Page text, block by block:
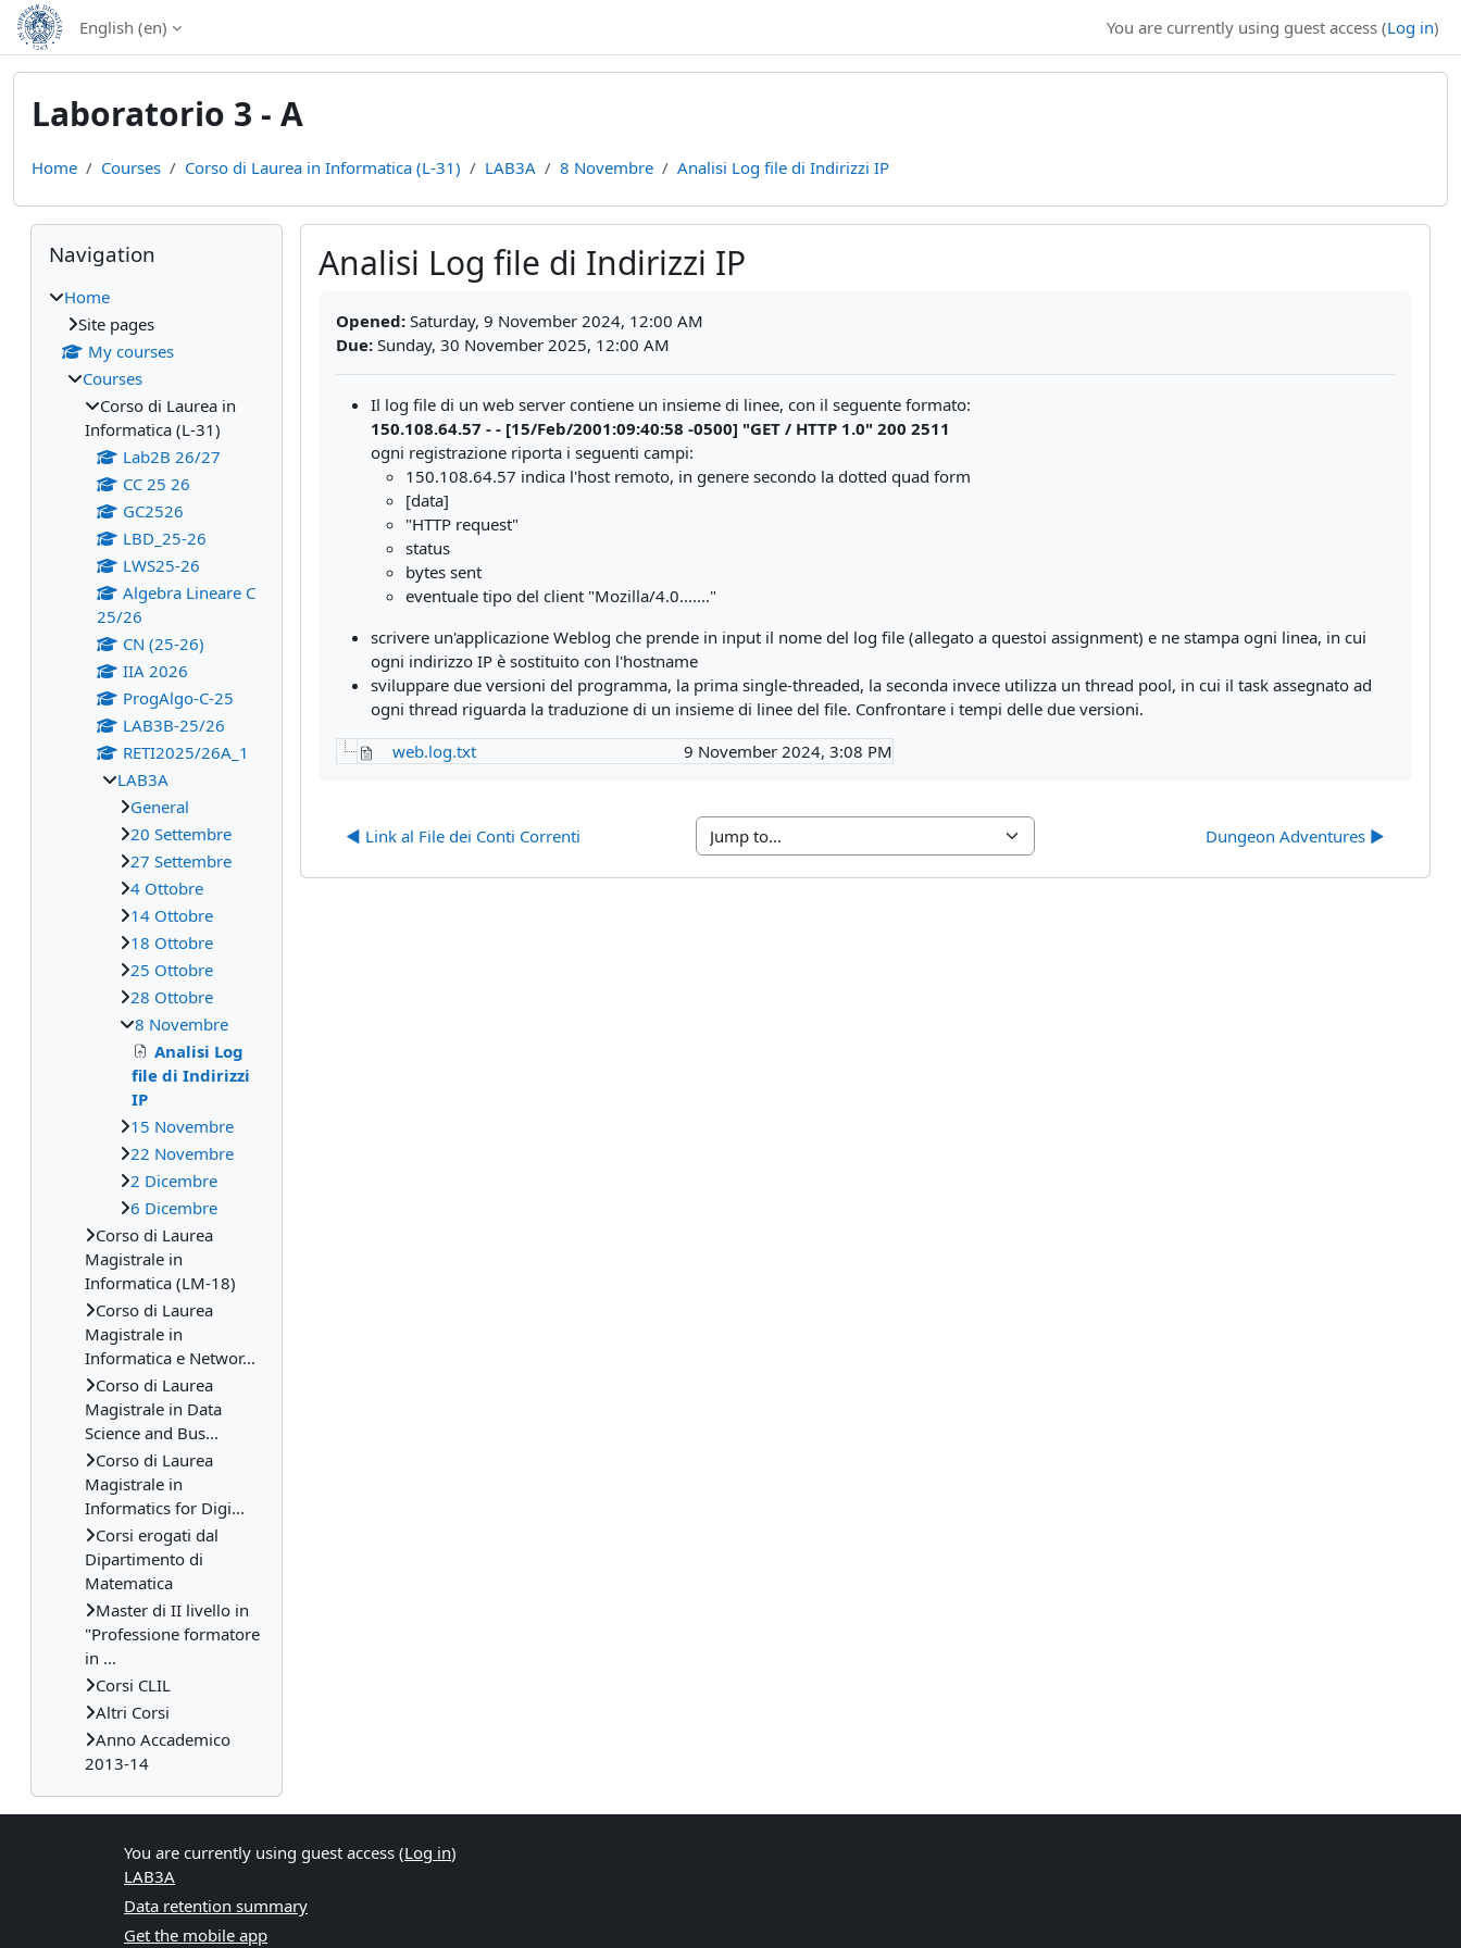
Skip to main content
English ‎(en)‎ You are currently using guest access (Log in)
Laboratorio 3 - A
Home Courses Corso di Laurea in Informatica (L-31) LAB3A 8 Novembre Analisi Log file di Indirizzi IP
Analisi Log file di Indirizzi IP
Opened: Saturday, 9 November 2024, 12:00 AM
Due: Sunday, 30 November 2025, 12:00 AM
Il log file di un web server contiene un insieme di linee, con il seguente formato:
150.108.64.57 - - [15/Feb/2001:09:40:58 -0500] "GET / HTTP 1.0" 200 2511
ogni registrazione riporta i seguenti campi:
150.108.64.57 indica l'host remoto, in genere secondo la dotted quad form
[data]
"HTTP request"
status
bytes sent
eventuale tipo del client "Mozilla/4.0......."
scrivere un'applicazione Weblog che prende in input il nome del log file (allegato a questoi assignment) e ne stampa ogni linea, in cui
ogni indirizzo IP è sostituito con l'hostname
sviluppare due versioni del programma, la prima single-threaded, la seconda invece utilizza un thread pool, in cui il task assegnato ad
ogni thread riguarda la traduzione di un insieme di linee del file. Confrontare i tempi delle due versioni.
web.log.txt
9 November 2024, 3:08 PM
◀︎ Link al File dei Conti Correnti Jump to... Dungeon Adventures ▶︎
Blocks
Skip Navigation
Navigation
Home
Site pages
My courses
Courses
Corso di Laurea in
Informatica (L-31)
Lab2B 26/27
CC 25 26
GC2526
LBD_25-26
LWS25-26
Algebra Lineare C
25/26
CN (25-26)
IIA 2026
ProgAlgo-C-25
LAB3B-25/26
RETI2025/26A_1
LAB3A
General
20 Settembre
27 Settembre
4 Ottobre
14 Ottobre
18 Ottobre
25 Ottobre
28 Ottobre
8 Novembre
Analisi Log
file di Indirizzi
IP
15 Novembre
22 Novembre
2 Dicembre
6 Dicembre
Corso di Laurea
Magistrale in
Informatica (LM-18)
Corso di Laurea
Magistrale in
Informatica e Networ...
Corso di Laurea
Magistrale in Data
Science and Bus...
Corso di Laurea
Magistrale in
Informatics for Digi...
Corsi erogati dal
Dipartimento di
Matematica
Master di II livello in
"Professione formatore
in ...
Corsi CLIL
Altri Corsi
Anno Accademico
2013-14
You are currently using guest access (Log in)
LAB3A
Data retention summary
Get the mobile app